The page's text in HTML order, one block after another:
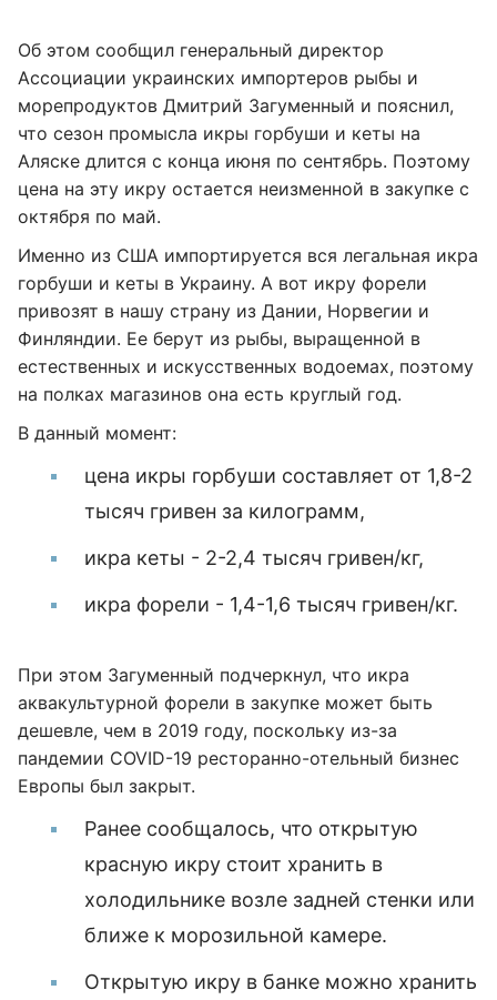
Об этом сообщил генеральный директор
Ассоциации украинских импортеров рыбы и
морепродуктов Дмитрий Загуменный и пояснил,
что сезон промысла икры горбуши и кеты на
Аляске длится с конца июня по сентябрь. Поэтому
цена на эту икру остается неизменной в закупке с
октября по май.
Именно из США импортируется вся легальная икра
горбуши и кеты в Украину. А вот икру форели
привозят в нашу страну из Дании, Норвегии и
Финляндии. Ее берут из рыбы, выращенной в
естественных и искусственных водоемах, поэтому
на полках магазинов она есть круглый год.
В данный момент:
цена икры горбуши составляет от 1,8-2
тысяч гривен за килограмм,
икра кеты - 2-2,4 тысяч гривен/кг,
икра форели - 1,4-1,6 тысяч гривен/кг.
При этом Загуменный подчеркнул, что икра
аквакультурной форели в закупке может быть
дешевле, чем в 2019 году, поскольку из-за
пандемии COVID-19 ресторанно-отельный бизнес
Европы был закрыт.
Ранее сообщалось, что открытую
красную икру стоит хранить в
холодильнике возле задней стенки или
ближе к морозильной камере.
Открытую икру в банке можно хранить